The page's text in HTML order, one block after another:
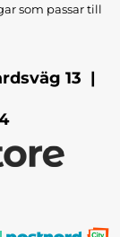
som passar till
13 |